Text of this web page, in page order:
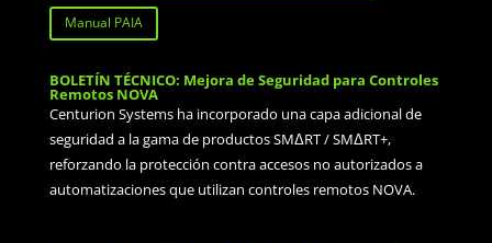
Manual PAIA
BOLETÍN TÉCNICO: Mejora de Seguridad para Controles
Remotos NOVA
Centurion Systems ha incorporado una capa adicional de
seguridad a la gama de productos SMΔRT / SMΔRT+,
reforzando la protección contra accesos no autorizados a
automatizaciones que utilizan controles remotos NOVA.